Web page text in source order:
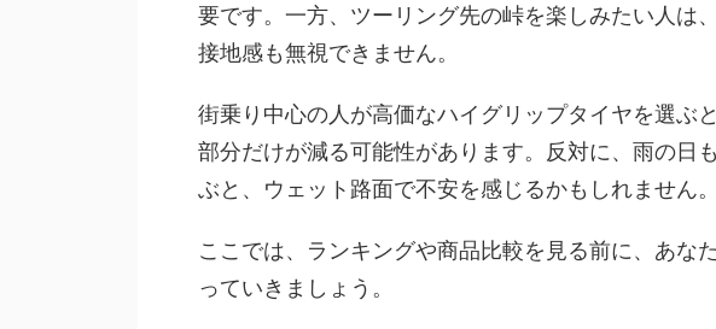
要です。一方、ツーリング先の峠を楽しみたい人は
接地感も無視できません。
街乗り中心の人が高価なハイグリップタイヤを選ぶ
部分だけが減る可能性があります。反対に、雨の日
ぶと、ウェット路面で不安を感じるかもしれません。
ここでは、ランキングや商品比較を見る前に、あな
っていきましょう。